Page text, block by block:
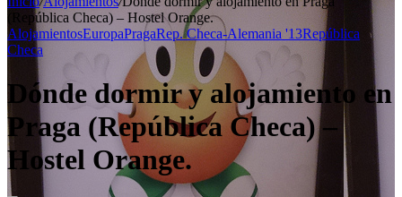
(República Checa) – Hostel Orange.
AlojamientosEuropaPragaRep. Checa-Alemania '13República
Checa
Dónde dormir y alojamiento en
Praga (República Checa) –
Hostel Orange.